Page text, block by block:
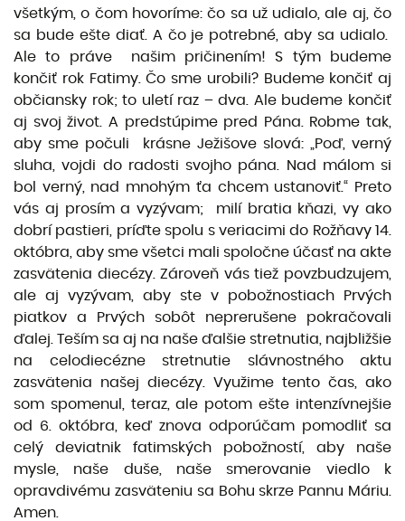
všetkým, o čom hovoríme: čo sa už udialo, ale aj, čo
sa bude ešte diať. A čo je potrebné, aby sa udialo.
Ale to práve našim pričinením! S tým budeme
končiť rok Fatimy. Čo sme urobili? Budeme končiť aj
občiansky rok; to uletí raz – dva. Ale budeme končiť
aj svoj život. A predstúpime pred Pána. Robme tak,
aby sme počuli krásne Ježišove slová: „Poď, verný
sluha, vojdi do radosti svojho pána. Nad málom si
bol verný, nad mnohým ťa chcem ustanoviť.“ Preto
vás aj prosím a vyzývam; milí bratia kňazi, vy ako
dobrí pastieri, príďte spolu s veriacimi do Rožňavy 14.
októbra, aby sme všetci mali spoločne účasť na akte
zasvätenia diecézy. Zároveň vás tiež povzbudzujem,
ale aj vyzývam, aby ste v pobožnostiach Prvých
piatkov a Prvých sobôt neprerušene pokračovali
ďalej. Teším sa aj na naše ďalšie stretnutia, najbližšie
na celodiecézne stretnutie slávnostného aktu
zasvätenia našej diecézy. Využime tento čas, ako
som spomenul, teraz, ale potom ešte intenzívnejšie
od 6. októbra, keď znova odporúčam pomodliť sa
celý deviatnik fatimských pobožností, aby naše
mysle, naše duše, naše smerovanie viedlo k
opravdivému zasväteniu sa Bohu skrze Pannu Máriu.
Amen.